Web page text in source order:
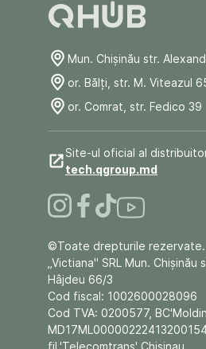
Mun. Chişinău str.
or. Bălți, str. M. Viteazul
or. Comrat, str. Fedico 39
Site-ul oficial al
tech.qgroup.md
©Toate drepturile rezervate.
„Victiana" SRL Mun. Chişinău
Hâjdeu 66/3
Cod fiscal: 1002600028096
Cod TVA: 0200577,
fil.'Telecomtrans' Chisinau